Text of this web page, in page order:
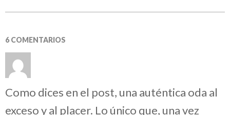
6 COMENTARIOS
Como dices en el post, una auténtica oda al
exceso y al placer. Lo único que, una vez